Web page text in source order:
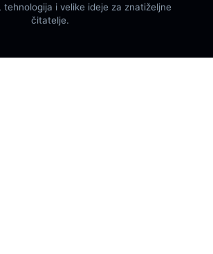
tehnologija i velike ideje za znatiželjne
čitatelje.